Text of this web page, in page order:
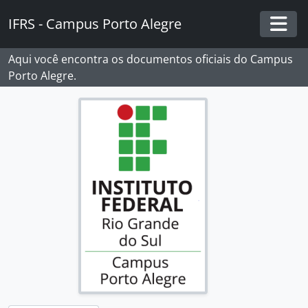
IFRS - Campus Porto Alegre
Aqui você encontra os documentos oficiais do Campus
Porto Alegre.